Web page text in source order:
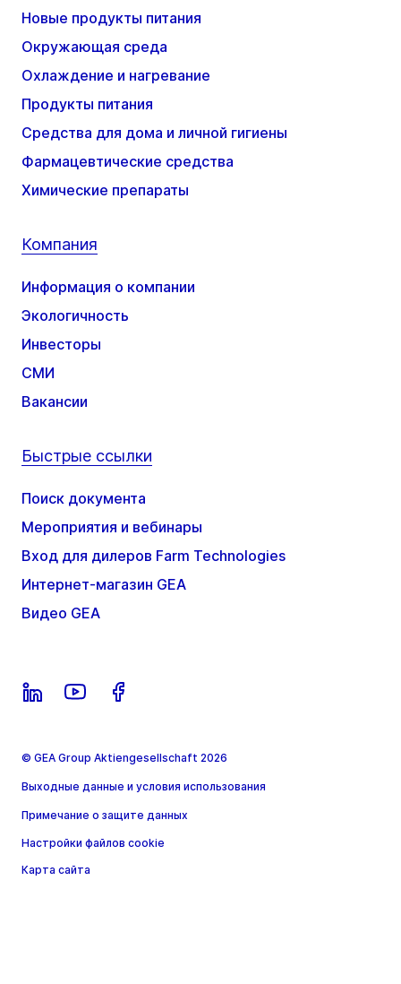
Новые продукты питания
Окружающая среда
Охлаждение и нагревание
Продукты питания
Средства для дома и личной гигиены
Фармацевтические средства
Химические препараты
Компания
Информация о компании
Экологичность
Инвесторы
СМИ
Вакансии
Быстрые ссылки
Поиск документа
Мероприятия и вебинары
Вход для дилеров Farm Technologies
Интернет-магазин GEA
Видео GEA
© GEA Group Aktiengesellschaft 2026
Выходные данные и условия использования
Примечание о защите данных
Настройки файлов cookie
Карта сайта